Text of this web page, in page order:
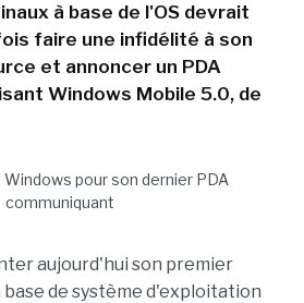
à base de l'OS devrait
faire une infidélité à son
et annoncer un PDA
Windows Mobile 5.0, de
aujourd'hui son premier
de système d'exploitation